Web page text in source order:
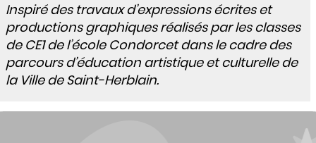
Inspiré des travaux d’expressions écrites et
productions graphiques réalisés par les classes
de CE1 de l’école Condorcet dans le cadre des
parcours d’éducation artistique et culturelle de
la Ville de Saint-Herblain.